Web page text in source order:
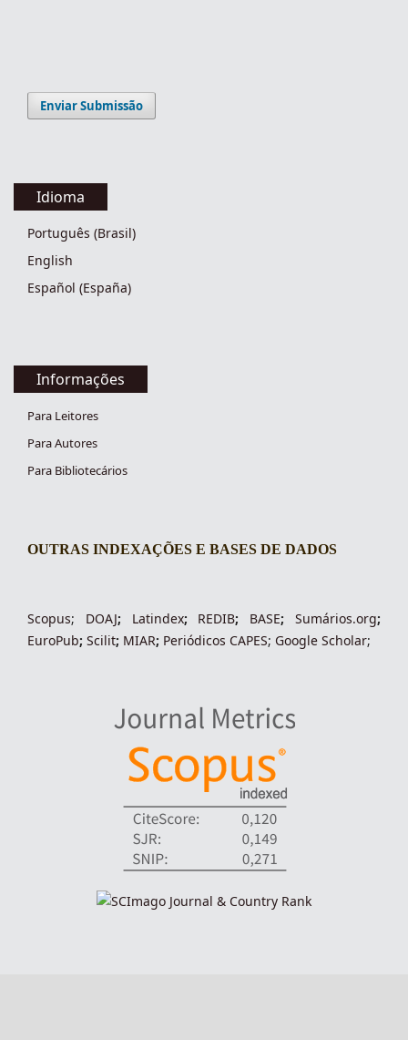
Enviar Submissão
Idioma
Português (Brasil)
English
Español (España)
Informações
Para Leitores
Para Autores
Para Bibliotecários
indexacoes-fronteiras
OUTRAS INDEXAÇÕES E BASES DE DADOS
Scopus; DOAJ; Latindex; REDIB; BASE;Sumários.org;
EuroPub; Scilit; MIAR; Periódicos CAPES; Google Scholar;
indexadores-fronteiras